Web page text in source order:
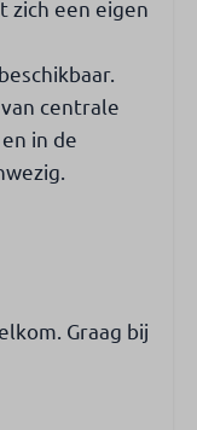
zich een eigen
centrale
in de
Graag bij